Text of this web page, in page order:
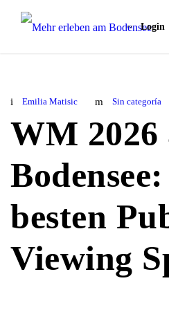
Login
Emilia Matisic Sin categoría
WM 2026
besten
Viewing